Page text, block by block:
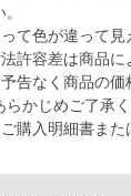
て色が違って見
許容差は商品に
告なく商品の価
かじめご了承く
購入明細書ま